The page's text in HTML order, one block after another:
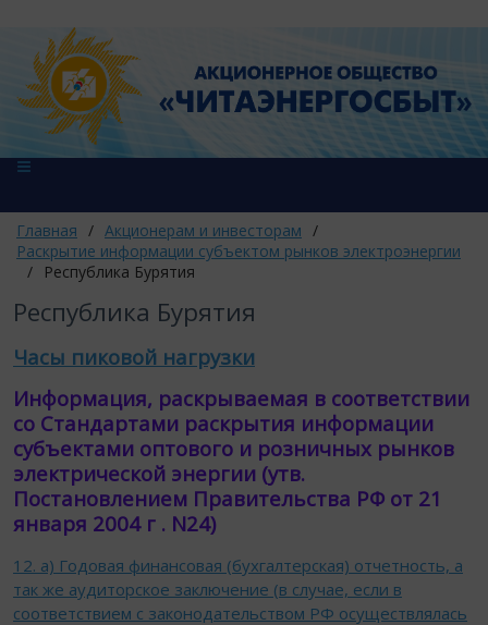
Главная / Акционерам и инвесторам /
Раскрытие информации субъектом рынков электроэнергии
/
Республика Бурятия
Республика Бурятия
Часы пиковой нагрузки
Информация, раскрываемая в соответствии
со Стандартами раскрытия информации
субъектами оптового и розничных рынков
электрической энергии (утв.
Постановлением Правительства РФ от 21
января 2004 г . N24)
12. a) Годовая финансовая (бухгалтерская) отчетность, а
так же аудиторское заключение (в случае, если в
соответствием с законодательством РФ осуществлялась